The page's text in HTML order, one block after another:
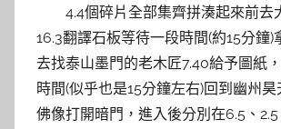
4.4個碎片全部集齊拼湊起來前去
16.3翻譯石板等待一段時間(約15分鐘)
去找泰山墨門的老木匠7.40給予圖紙
時間(似乎也是15分鐘左右)回到幽州
佛像打開暗門，進入後分別在6.5、